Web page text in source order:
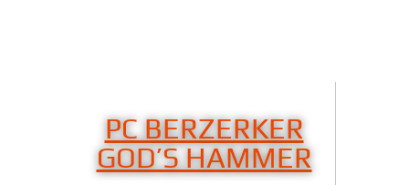
PC BERZERKER
GOD’S HAMMER